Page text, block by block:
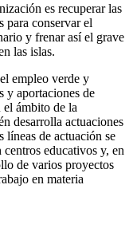
es recuperar las
para conservar el
y frenar así el grave
las islas.
empleo verde y
y aportaciones de
ámbito de la
desarrolla actuaciones
líneas de actuación se
educativos y, en
de varios proyectos
en materia